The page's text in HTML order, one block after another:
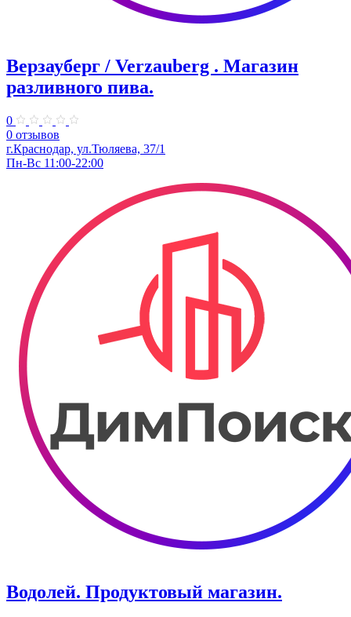
Верзауберг / Verzauberg . Магазин
разливного пива.
0
0 отзывов
г.Краснодар, ул.Тюляева, 37/1
Пн-Вс 11:00-22:00
Водолей. Продуктовый магазин.